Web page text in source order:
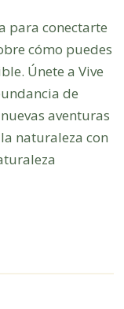
para conectarte
cómo puedes
Únete a Vive
de
aventuras
naturaleza con